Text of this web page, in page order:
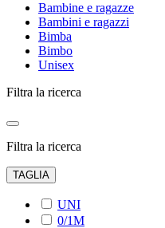
Bambine e ragazze
Bambini e ragazzi
Bimba
Bimbo
Unisex
Filtra la ricerca
Filtra la ricerca
TAGLIA
UNI
0/1M